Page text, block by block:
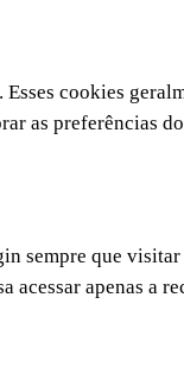
cookies
as preferências
sempre que visitar
apenas a